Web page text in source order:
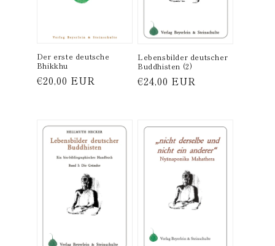
Der erste deutsche
Bhikkhu
Normaler
€20,00 EUR
Lebensbilder deutscher
Buddhisten (2)
Normaler
€24,00 EUR